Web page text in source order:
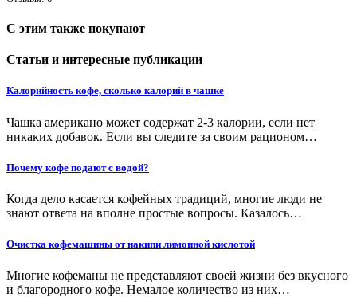
С этим также покупают
Статьи и интересные публикации
Калорийность кофе, сколько калорий в чашке
Чашка американо может содержат 2-3 калории, если нет
никаких добавок. Если вы следите за своим рационом…
Почему кофе подают с водой?
Когда дело касается кофейных традиций, многие люди не
знают ответа на вполне простые вопросы. Казалось…
Очистка кофемашины от накипи лимонной кислотой
Многие кофеманы не представляют своей жизни без вкусного
и благородного кофе. Немалое количество из них…